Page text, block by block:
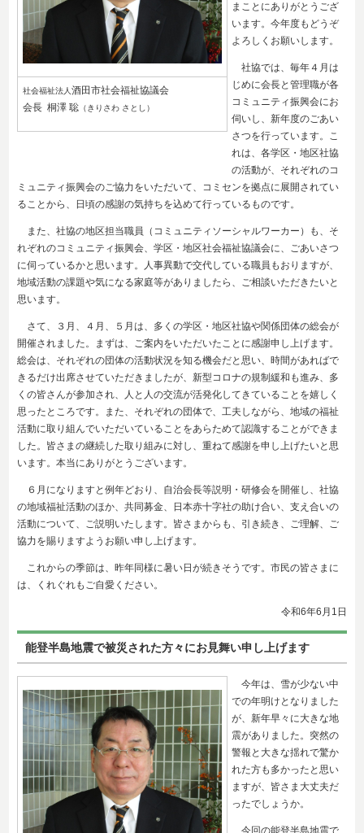
社会福祉法人酒田市社会福祉協議会
会長 桐澤 聡 （きりさわ さとし）
まことにありがとうござ
います。今年度もどうぞ
よろしくお願いします。
社協では、毎年４月は
じめに会長と管理職が各
コミュニティ振興会にお
伺いし、新年度のごあい
さつを行っています。こ
れは、各学区・地区社協
の活動が、それぞれのコ
ミュニティ振興会のご協力をいただいて、コミセンを拠点に展開されてい
ることから、日頃の感謝の気持ちを込めて行っているものです。
また、社協の地区担当職員（コミュニティソーシャルワーカー）も、そ
れぞれのコミュニティ振興会、学区・地区社会福祉協議会に、ごあいさつ
に伺っているかと思います。人事異動で交代している職員もおりますが、
地域活動の課題や気になる家庭等がありましたら、ご相談いただきたいと
思います。
さて、３月、４月、５月は、多くの学区・地区社協や関係団体の総会が
開催されました。まずは、ご案内をいただいたことに感謝申し上げます。
総会は、それぞれの団体の活動状況を知る機会だと思い、時間があればで
きるだけ出席させていただきましたが、新型コロナの規制緩和も進み、多
くの皆さんが参加され、人と人の交流が活発化してきていることを嬉しく
思ったところです。また、それぞれの団体で、工夫しながら、地域の福祉
活動に取り組んでいただいていることをあらためて認識することができま
した。皆さまの継続した取り組みに対し、重ねて感謝を申し上げたいと思
います。本当にありがとうございます。
６月になりますと例年どおり、自治会長等説明・研修会を開催し、社協
の地域福祉活動のほか、共同募金、日本赤十字社の助け合い、支え合いの
活動について、ご説明いたします。皆さまからも、引き続き、ご理解、ご
協力を賜りますようお願い申し上げます。
これからの季節は、昨年同様に暑い日が続きそうです。市民の皆さまに
は、くれぐれもご自愛ください。
令和6年6 月1日
能登半島地震で被災された方々にお見舞い申し上げます
今年は、雪が少ない中
での年明けとなりました
が、新年早々に大きな地
震がありました。突然の
警報と大きな揺れで驚か
れた方も多かったと思い
ますが、皆さま大丈夫だ
ったでしょうか。
今回の能登半島地震で